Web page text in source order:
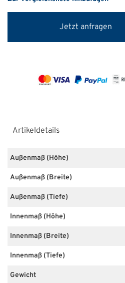
Jetzt anfragen
Artikeldetails
Außenmaß (Höhe)
Außenmaß (Breite)
Außenmaß (Tiefe)
Innenmaß (Höhe)
Innenmaß (Breite)
Innenmaß (Tiefe)
Gewicht